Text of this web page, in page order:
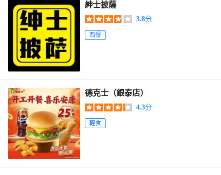
紳士披薩
3.8分
西餐
德克士（銀泰店）
4.3分
輕食